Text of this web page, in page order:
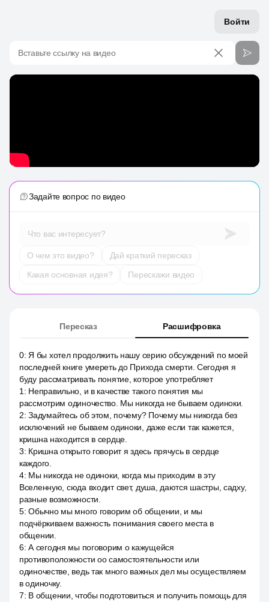
Войти
Вставьте ссылку на видео
Задайте вопрос по видео
Что вас интересует?
О чем это видео?
Дай краткий пересказ
Какая основная идея?
Перескажи видео
Пересказ Расшифровка
0: Я бы хотел продолжить нашу серию обсуждений по моей
последней книге умереть до Прихода смерти. Сегодня я
буду рассматривать понятие, которое употребляет
1 : Неправильно, и в качестве такого понятия мы
рассмотрим одиночество. Мы никогда не бываем одиноки.
2:Задумайтесь об этом, почему? Почему мы никогда без
исключений не бываем одиноки, даже если так кажется,
кришна находится в сердце.
3: Кришна открыто говорит я здесь прячусь в сердце
каждого.
4: Мы никогда не одиноки, когда мы приходим в эту
Вселенную, сюда входит свет, душа, даются шастры, садху,
разные возможности.
5:Обычно мы много говорим об общении, и мы
подчёркиваем важность понимания своего места в
общении.
6:А сегодня мы поговорим о кажущейся
противоположности оо самостоятельности или
одиночестве, ведь так много важных дел мы осуществляем
в одиночку.
7: В общении, чтобы подготовиться и получить помощь для